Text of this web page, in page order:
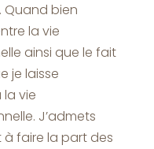
Quand bien
la vie
ainsi que le fait
je laisse
vie
J’admets
à faire la part des